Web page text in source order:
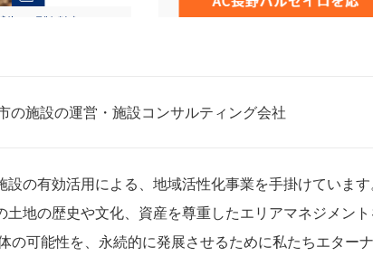
の施設の運営・施設コンサルティング会社
の有効活用による、地域活性化事業を手掛けています
地の歴史や文化、資産を尊重したエリアマネジメント
可能性を、永続的に発展させるために私たちエター